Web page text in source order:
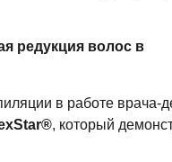
редукция волос в
в работе врача-
, который